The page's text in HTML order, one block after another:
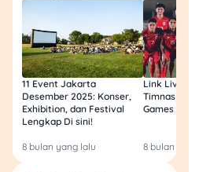
Periode Promo:
12
Desember 2024 – 31 Januari
2025
Syarat & Ketentuan:
Voucher Rp200 ribu
untuk Ginger Flower,
La Floriane Bistro,
11 Event Jakarta
Desember 2025: Konser,
Exhibition, dan Festival
Lengkap Di sini!
8 bulan yang lalu
Link Live
Timnas vs
Games Malam
8 bulan yang